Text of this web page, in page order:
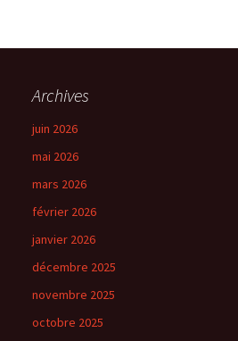
Archives
juin 2026
mai 2026
mars 2026
février 2026
janvier 2026
décembre 2025
novembre 2025
octobre 2025